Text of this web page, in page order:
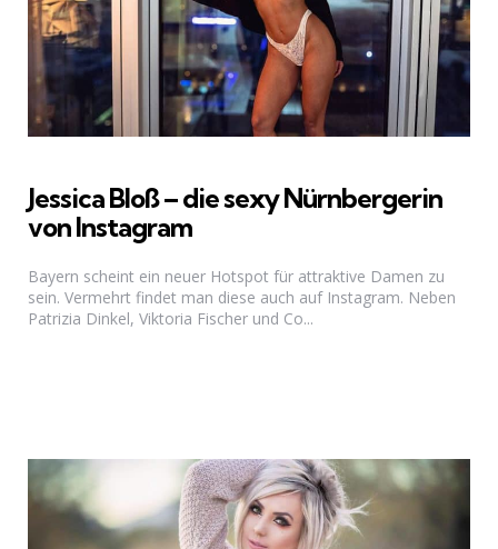
Jessica Bloß – die sexy Nürnbergerin
von Instagram
Bayern scheint ein neuer Hotspot für attraktive Damen zu
sein. Vermehrt findet man diese auch auf Instagram. Neben
Patrizia Dinkel, Viktoria Fischer und Co...